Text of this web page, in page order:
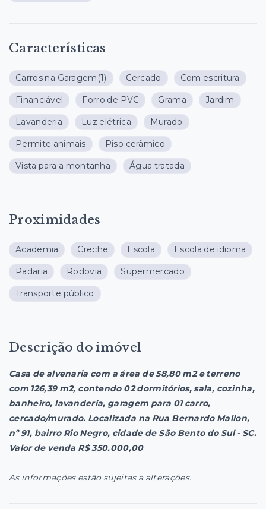
Características
Carros na Garagem (1) Cercado Com escritura
Financiável Forro de PVC Grama Jardim
Lavanderia Luz elétrica Murado
Permite animais Piso cerâmico
Vista para a montanha Água tratada
Proximidades
Academia Creche Escola Escola de idioma
Padaria Rodovia Supermercado
Transporte público
Descrição do imóvel
Casa de alvenaria com a área de 58,80 m2 e terreno
com 126,39 m2, contendo 02 dormitórios, sala, cozinha,
banheiro, lavanderia, garagem para 01 carro,
cercado/murado. Localizada na Rua Bernardo Mallon,
nº 91, bairro Rio Negro, cidade de São Bento do Sul - SC.
Valor de venda R$ 350.000,00
As informações estão sujeitas a alterações.